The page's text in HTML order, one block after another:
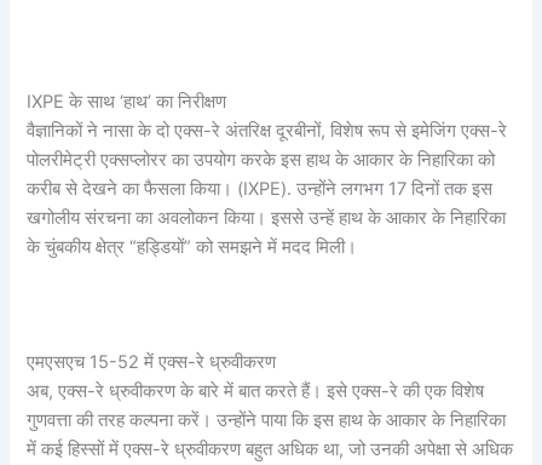
IXPE के साथ ‘हाथ’ का निरीक्षण
वैज्ञानिकों ने नासा के दो एक्स-रे अंतरिक्ष दूरबीनों, विशेष रूप से इमेजिंग एक्स-रे
पोलरीमेट्री एक्सप्लोरर का उपयोग करके इस हाथ के आकार के निहारिका को
करीब से देखने का फैसला किया। (IXPE). उन्होंने लगभग 17 दिनों तक इस
खगोलीय संरचना का अवलोकन किया। इससे उन्हें हाथ के आकार के निहारिका
के चुंबकीय क्षेत्र “हड्डियों” को समझने में मदद मिली।
एमएसएच 15-52 में एक्स-रे ध्रुवीकरण
अब, एक्स-रे ध्रुवीकरण के बारे में बात करते हैं। इसे एक्स-रे की एक विशेष
गुणवत्ता की तरह कल्पना करें। उन्होंने पाया कि इस हाथ के आकार के निहारिका
में कई हिस्सों में एक्स-रे ध्रुवीकरण बहुत अधिक था, जो उनकी अपेक्षा से अधिक